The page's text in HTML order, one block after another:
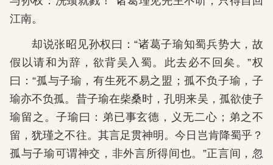
江南。
却说张昭见孙权曰：“诸葛子瑜知蜀兵势大，故
假以请和为辞，欲背吴入蜀。此去必不回矣。”权
曰：“孤与子瑜，有生死不易之盟；孤不负子瑜，子
瑜亦不负孤。昔子瑜在柴桑时，孔明来吴，孤欲使子
瑜留之。子瑜曰：弟已事玄德，义无二心；弟之不
留，犹瑾之不往。其言足贯神明。今日岂肯降蜀乎？
孤与子瑜可谓神交，非外言所得间也。”正言间，忽